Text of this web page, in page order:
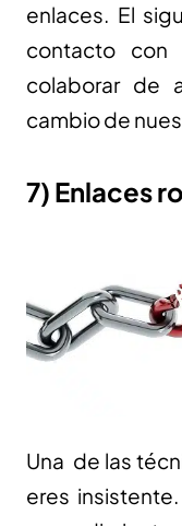
enlaces. El
contacto con
colaborar de
cambio de
7) Enlaces
Una de las
eres